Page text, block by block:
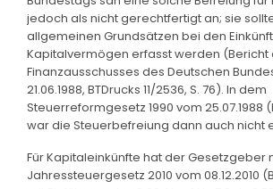
jedoch als nicht gerechtfertigt an; sie
allgemeinen Grundsätzen bei den
Kapitalvermögen erfasst werden (Bericht
Finanzausschusses des Deutschen
21.06.1988, BTDrucks 11/2536, S. 76). In dem
Steuerreformgesetz 1990 vom 25.07.1988
war die Steuerbefreiung dann auch nicht
Für Kapitaleinkünfte hat der Gesetzgeber
Jahressteuergesetz 2010 vom 08.12.2010